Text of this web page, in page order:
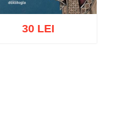
30 LEI